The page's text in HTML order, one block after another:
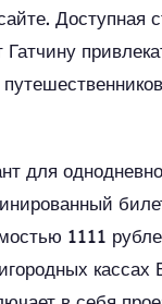
Доступная
Гатчину
для
1111
кассах